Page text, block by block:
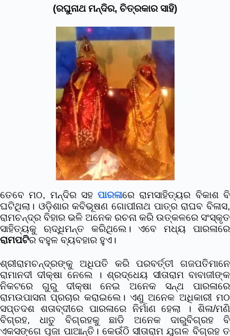
(ରଘୁନାଥ ମନ୍ଦିର, ଚିତ୍ରକାର ସାହି)
ତେବେ ମଠ, ମନ୍ଦିର ସହପାରଳାରେ ରାମସାହିତ୍ୟର ବିକାଶ ବି
ଘଟିଥିଲା। ଓଡ଼ିଶାର କବିଭୂଷଣ ଗୋପୀନାଥ ପାତ୍ର ରାଘବ ବିଳାସ,
ରାମଚନ୍ଦ୍ର ବିହାର ଭଳି ଅନେକ ରଚନା କରି ଉତ୍କଳରେ ସଂସ୍କୃତ
ସାହିତ୍ୟକୁ ଋଦ୍ଧିମନ୍ତ କରିଥିଲେ। ଏବେ ମଧ୍ୟ ପାରଳାରେ
ରାମପଟିର ବହୁଳ ବ୍ୟବହାର ହୁଏ।
ଶ୍ରୀରାମଚନ୍ଦ୍ରଙ୍କୁ ଅଧିପତି କରି ପରବର୍ତ୍ତୀ ଗଜପତିମାନେ
ରାମାନଦୀ ଦୀକ୍ଷା ନେଲେ । ଶ୍ରଦ୍ଧେୟ ସୀତାରାମ ବାବାଜୀଙ୍କ
ନିକଟରେ ଗୁରୁ ଦୀକ୍ଷା ନେଇ ଅନେକ ସନ୍ଥ ପାରଳାରେ
ରାମଉପାସନା ପ୍ରଚାର କରାଇଲେ। ଏଣୁ ଅନେକ ଅଧିକାରୀ ମଠ
ସପ୍ତଦଶ ଶତାବ୍ଦୀରେ ପାରଳାରେ ନିର୍ମାଣ ହେଲା । ଶିଳା/ମଣି
ବିଗ୍ରହ, ଧାତୁ ବିଗ୍ରହକୁ ଛାଡି ଅନେକ ଦାରୁବିଗ୍ରହ ବି
ଏକସଙ୍ଗେ ପୂଜା ପାଆନ୍ତି। କେଉଁଠି ସୀତାରାମ ଯୁଗଳ ବିଗ୍ରହ ତ